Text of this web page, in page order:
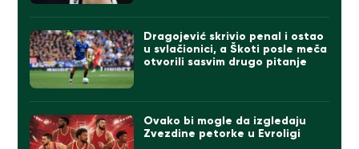
Dragojević skrivio penal i ostao
u svlačionici, a Škoti posle meča
otvorili sasvim drugo pitanje
Ovako bi mogle da izgledaju
Zvezdine petorke u Evroligi